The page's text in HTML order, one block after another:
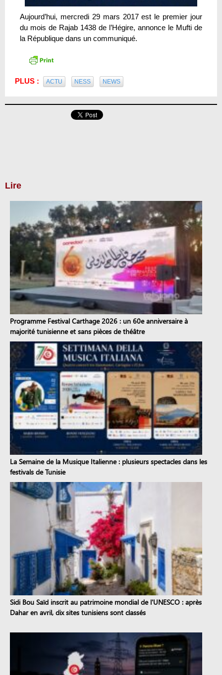
Aujourd’hui, mercredi 29 mars 2017 est le premier jour
du mois de Rajab 1438 de l’Hégire, annonce le Mufti de
la République dans un communiqué.
PLUS : ACTU NESS NEWS
Lire
Programme Festival Carthage 2026 : un 60e anniversaire à
majorité tunisienne et sans pièces de théâtre
La Semaine de la Musique Italienne : plusieurs spectacles dans les
festivals de Tunisie
Sidi Bou Saïd inscrit au patrimoine mondial de l'UNESCO : après
Dahar en avril, dix sites tunisiens sont classés